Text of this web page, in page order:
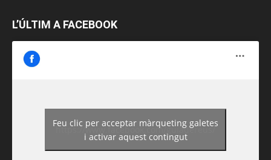
L’ÚLTIM A FACEBOOK
https://www.facebook.com/guiadereus/
Feu clic per acceptar màrqueting galetes
i activar aquest contingut